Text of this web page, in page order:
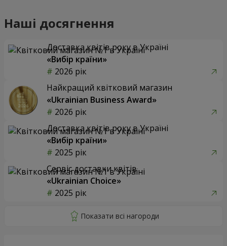
Наші досягнення
Доставка квітів року в Україні
«Вибір країни»
2026 рік
Найкращий квітковий магазин
«Ukrainian Business Award»
2026 рік
Доставка квітів року в Україні
«Вибір країни»
2025 рік
Сервіс доставки квітів
«Ukrainian Choice»
2025 рік